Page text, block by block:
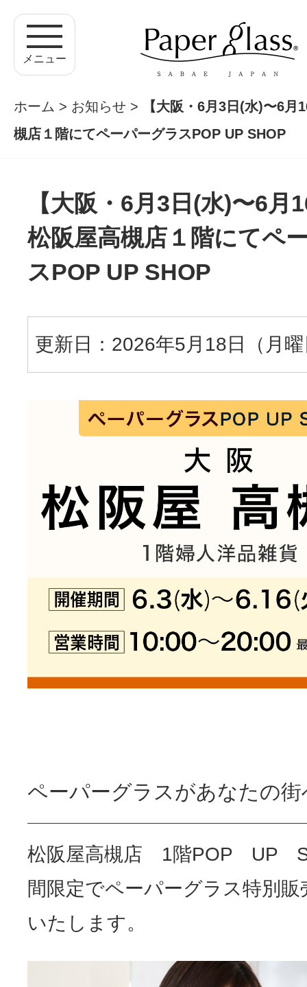
メニュー
ホーム > お知らせ >
【大阪・6月3日(水)〜6月
槻店１階にてペーパーグラスPOP UP SHOP
【大阪・6月3日(水)〜6月
松阪屋高槻店１階にてペ
スPOP UP SHOP
更新日：2026年5月18日（月
ペーパーグラスがあなたの街
松阪屋高槻店 1階POP UP
間限定でペーパーグラス特別販
いたします。